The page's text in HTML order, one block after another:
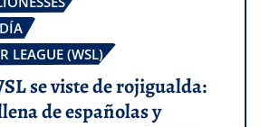
LEAGUE (WSL)
se viste de rojigualda:
de españolas y